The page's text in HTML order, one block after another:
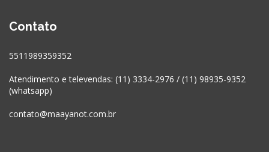
Contato
5511989359352
Atendimento e televendas: (11) 3334-2976 / (11) 98935-9352
(whatsapp)
contato@maayanot.com.br